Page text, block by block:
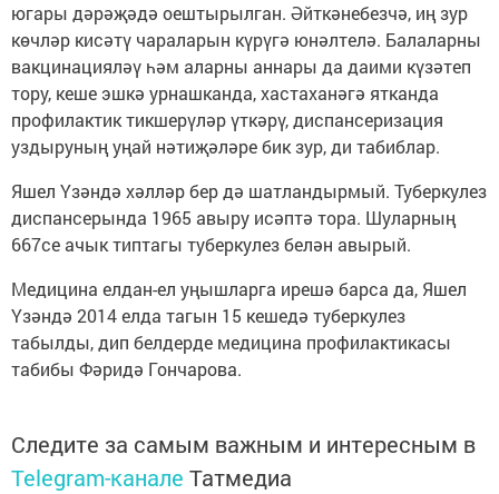
югары дәрәҗәдә оештырылган. Әйткәнебезчә, иң зур
көчләр кисәтү чараларын күрүгә юнәлтелә. Балаларны
вакцинацияләү һәм аларны аннары да даими күзәтеп
тору, кеше эшкә урнашканда, хастаханәгә ятканда
профилактик тикшерүләр үткәрү, диспансеризация
уздыруның уңай нәтиҗәләре бик зур, ди табиблар.
Яшел Үзәндә хәлләр бер дә шатландырмый. Туберкулез
диспансерында 1965 авыру исәптә тора. Шуларның
667се ачык типтагы туберкулез белән авырый.
Медицина елдан-ел уңышларга ирешә барса да, Яшел
Үзәндә 2014 елда тагын 15 кешедә туберкулез
табылды, дип белдерде медицина профилактикасы
табибы Фәридә Гончарова.
Следите за самым важным и интересным в
Telegram-канале Татмедиа